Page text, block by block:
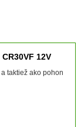
12V
taktiež ako pohon